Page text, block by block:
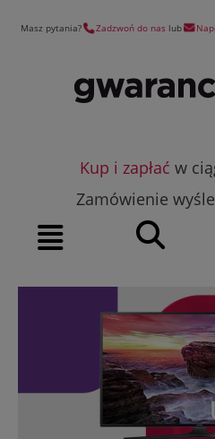
Masz pytania? Zadzwoń do nas lub
Kup i zapłać w
Zamówienie